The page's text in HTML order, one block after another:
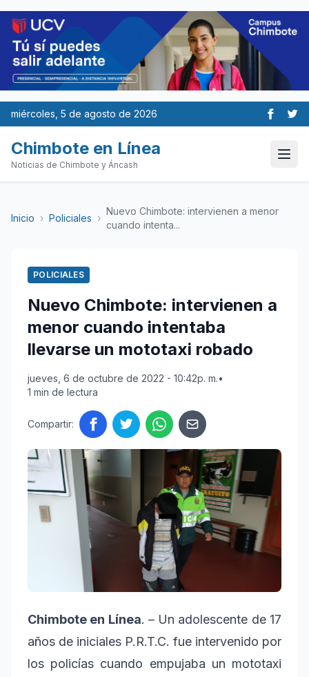
miércoles, 5 de agosto de 2026
Chimbote en Línea
Noticias de Chimbote y Áncash
Inicio › Policiales ›
Nuevo Chimbote: intervienen a menor
cuando intenta...
POLICIALES
Nuevo Chimbote: intervienen a
menor cuando intentaba
llevarse un mototaxi robado
jueves, 6 de octubre de 2022 - 10:42p. m.•
1 min de lectura
Compartir:
Chimbote en Línea. – Un adolescente de 17
años de iniciales P.R.T.C. fue intervenido por
los policías cuando empujaba un mototaxi